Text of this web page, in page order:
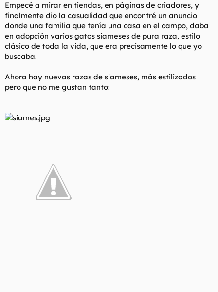
Empecé a mirar en tiendas, en páginas de criadores, y
finalmente dio la casualidad que encontré un anuncio
donde una familia que tenía una casa en el campo, daba
en adopción varios gatos siameses de pura raza, estilo
clásico de toda la vida, que era precisamente lo que yo
buscaba.
Ahora hay nuevas razas de siameses, más estilizados
pero que no me gustan tanto: